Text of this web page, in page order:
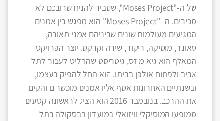
של ה-"Moses Project", שסביר להניח שרובכם לא
מכירים. ה- "Moses Project" הוא מפגש בין אמנים
המגיעים מעולמות שונים שביניהם אמני תאורה,
סאונד, מוסיקה, ריקוד, שירה וקרקס. יוצר הפרויקט
המאלף הוא גיא מוזס, גיטריסט שהחליט לעבור לתל
אביב ולפתוח אולפן בביתו. הוא החל להפיק בעצמו,
ובשנתיים האחרונות אסף אליו אמנים מוכשרים והקים
את ההרכב. בנובמבר 2016 הוא הציג לראשונה קטעים
ממופעו המוסיקלי וויזואלי במועדון הבסקולה בתל